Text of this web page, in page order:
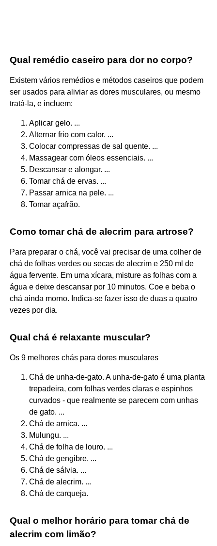
Qual remédio caseiro para dor no corpo?
Existem vários remédios e métodos caseiros que podem
ser usados para aliviar as dores musculares, ou mesmo
tratá-la, e incluem:
Aplicar gelo. ...
Alternar frio com calor. ...
Colocar compressas de sal quente. ...
Massagear com óleos essenciais. ...
Descansar e alongar. ...
Tomar chá de ervas. ...
Passar arnica na pele. ...
Tomar açafrão.
Como tomar chá de alecrim para artrose?
Para preparar o chá, você vai precisar de uma colher de
chá de folhas verdes ou secas de alecrim e 250 ml de
água fervente. Em uma xícara, misture as folhas com a
água e deixe descansar por 10 minutos. Coe e beba o
chá ainda morno. Indica-se fazer isso de duas a quatro
vezes por dia.
Qual chá é relaxante muscular?
Os 9 melhores chás para dores musculares
Chá de unha-de-gato. A unha-de-gato é uma planta
trepadeira, com folhas verdes claras e espinhos
curvados - que realmente se parecem com unhas
de gato. ...
Chá de arnica. ...
Mulungu. ...
Chá de folha de louro. ...
Chá de gengibre. ...
Chá de sálvia. ...
Chá de alecrim. ...
Chá de carqueja.
Qual o melhor horário para tomar chá de
alecrim com limão?